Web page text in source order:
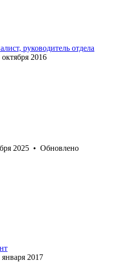
руководитель отдела
октября 2016
2025 • Обновлено
января 2017